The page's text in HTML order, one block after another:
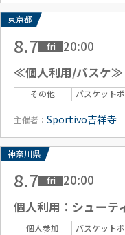
東京都
8.7 fri
20:00
≪個人利用/バスケ≫
その他 バスケット
主催者：Sportivo吉祥寺
神奈川県
8.7 fri
20:00
個人利用：シューテ
個人参加 バスケット